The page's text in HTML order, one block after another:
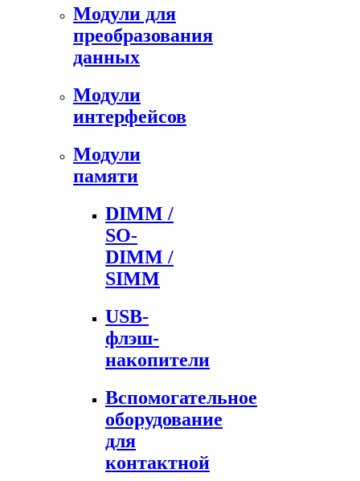
Модули для
преобразования
данных
Модули
интерфейсов
Модули
памяти
DIMM /
SO-
DIMM /
SIMM
USB-
флэш-
накопители
Вспомогательное
оборудование
для
контактной